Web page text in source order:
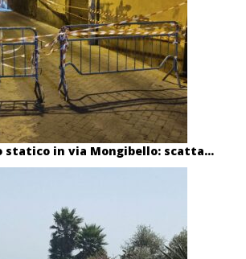
statico in via Mongibello: scatta...